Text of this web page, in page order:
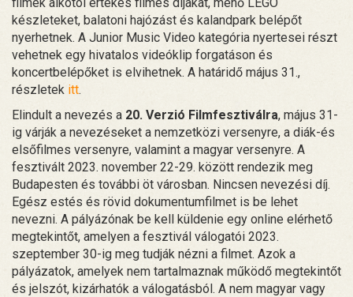
készleteket, balatoni hajózást és kalandpark belépőt
nyerhetnek. A Junior Music Video kategória nyertesei részt
vehetnek egy hivatalos videóklip forgatáson és
koncertbelépőket is elvihetnek. A határidő május 31.,
részletek itt.
Elindult a nevezés a 20. Verzió Filmfesztiválra, május 31-
ig várják a nevezéseket a nemzetközi versenyre, a diák-és
elsőfilmes versenyre, valamint a magyar versenyre. A
fesztivált 2023. november 22-29. között rendezik meg
Budapesten és további öt városban. Nincsen nevezési díj.
Egész estés és rövid dokumentumfilmet is be lehet
nevezni. A pályázónak be kell küldenie egy online elérhető
megtekintőt, amelyen a fesztivál válogatói 2023.
szeptember 30-ig meg tudják nézni a filmet. Azok a
pályázatok, amelyek nem tartalmaznak működő megtekintőt
és jelszót, kizárhatók a válogatásból. A nem magyar vagy